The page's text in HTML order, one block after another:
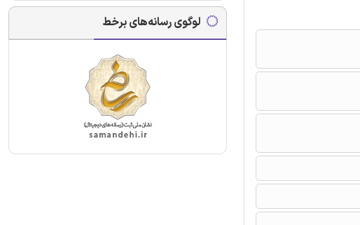
لوگوی رسانه‌های برخط